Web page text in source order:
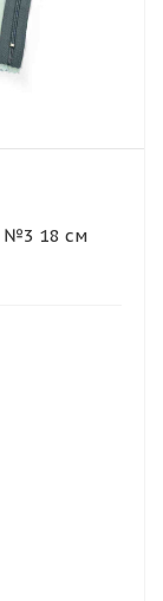
№3 18 см